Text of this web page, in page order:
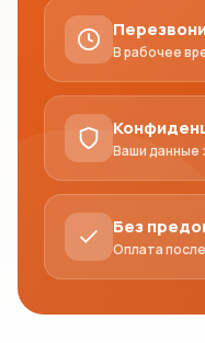
В рабочее
Ваши
Без
Оплата